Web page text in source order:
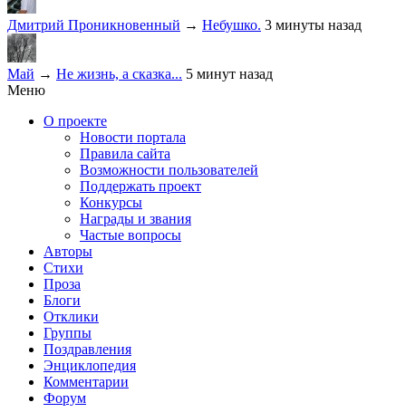
Дмитрий Проникновенный → Небушко. 3 минуты назад
Май → Не жизнь, а сказка... 5 минут назад
Меню
О проекте
Новости портала
Правила сайта
Возможности пользователей
Поддержать проект
Конкурсы
Награды и звания
Частые вопросы
Авторы
Стихи
Проза
Блоги
Отклики
Группы
Поздравления
Энциклопедия
Комментарии
Форум